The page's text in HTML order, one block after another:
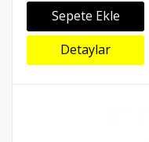
Sepete Ekle
Detaylar